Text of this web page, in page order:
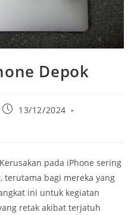
Depok
13/12/2024
Kerusakan pada iPhone sering
terutama bagi mereka yang
ini untuk kegiatan
retak akibat terjatuh